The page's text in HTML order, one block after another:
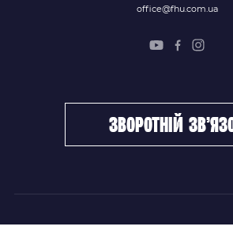
office@fhu.com.ua
зворотній